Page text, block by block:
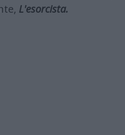
L'esorcista.